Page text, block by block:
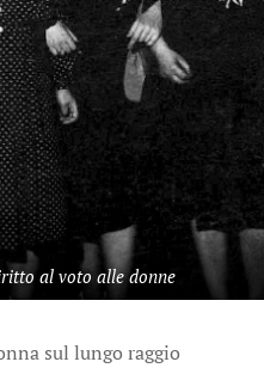
al voto alle donne
sul lungo raggio